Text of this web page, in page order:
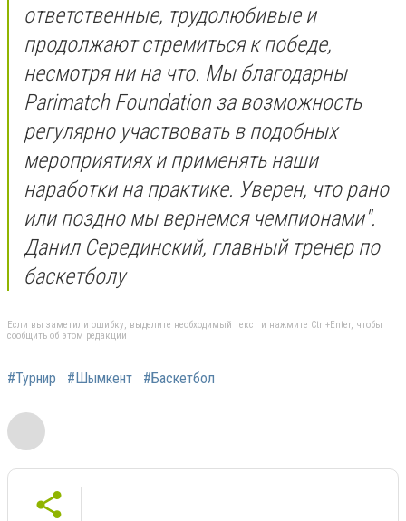
ответственные, трудолюбивые и
продолжают стремиться к победе,
несмотря ни на что. Мы благодарны
Parimatch Foundation за возможность
регулярно участвовать в подобных
мероприятиях и применять наши
наработки на практике. Уверен, что рано
или поздно мы вернемся чемпионами".
Данил Серединский, главный тренер по
баскетболу
Если вы заметили ошибку, выделите необходимый текст и нажмите Ctrl+Enter, чтобы
сообщить об этом редакции
#Турнир #Шымкент #Баскетбол